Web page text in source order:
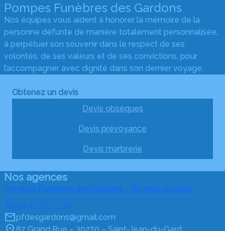
Pompes Funèbres des Gardons
Nos équipes vous aident à honorer la mémoire de la
personne défunte de manière totalement personnalisée,
à perpétuer son souvenir dans le respect de ses
volontés, de ses valeurs et de ses convictions, pour
l’accompagner avec dignité dans son dernier voyage.
Obtenez un devis
Devis obsèques
Devis prévoyance
Devis marbrerie
Nos agences
Pompes Funèbres des Gardons – St Jean du Gard
04 22 67 03 46
pfdesgardons@gmail.com